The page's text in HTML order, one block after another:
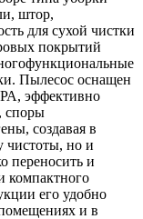
штор,
для сухой чистки
покрытий
Пылесос оснащен
эффективно
споры
создавая в
чистоты, но и
переносить и
компактного
его удобно
и в